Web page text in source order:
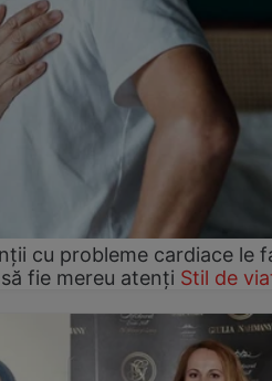
cu probleme cardiace le
fie mereu atenți Stil de